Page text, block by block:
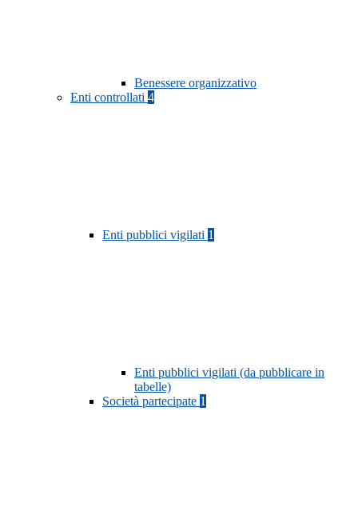
Benessere organizzativo
Enti controllati 4
Enti pubblici vigilati 1
Enti pubblici vigilati (da pubblicare in
tabelle)
Società partecipate 1